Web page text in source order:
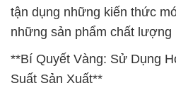
tận dụng những kiến thức
những sản phẩm chất lượng
**Bí Quyết Vàng: Sử Dụng
Suất Sản Xuất**